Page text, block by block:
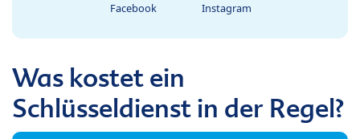
Facebook Instagram
Was kostet ein
Schlüsseldienst in der Regel?